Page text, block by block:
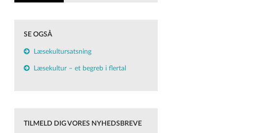
SE OGSÅ
Læsekultursatsning
Læsekultur – et begreb i flertal
TILMELD DIG VORES NYHEDSBREVE